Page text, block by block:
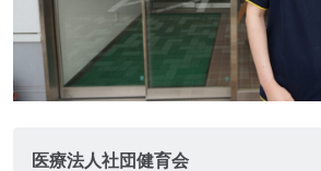
医療法人社団健育会